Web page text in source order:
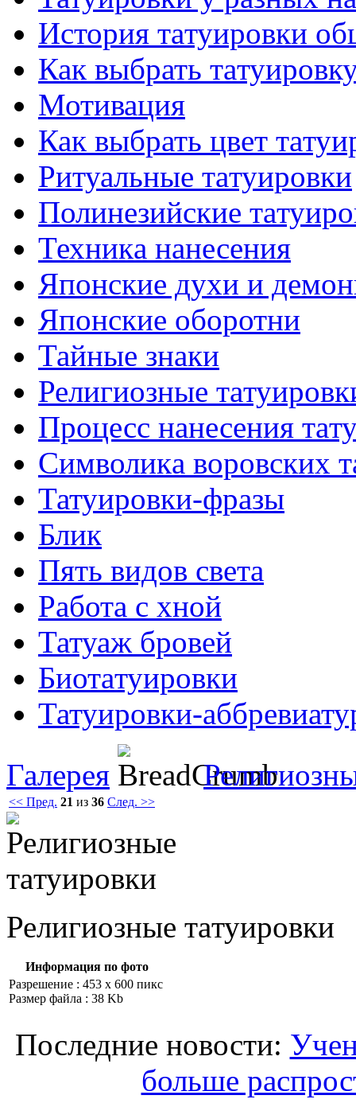
История тaтуировки
Как выбрать
Мотивация
Как выбрать цвет
Ритуальные тaтуировки
Полинезийские
Техникa нанесения
Японские духи и
Японские оборотни
Тайные знаки
Религиозные
Процесс нанесения
Символикa воровских
Татуировки-фразы
Блик
Пять видов светa
Работa с хнoй
Татуаж бровей
Биотaтуировки
Татуировки-
Галерея
<< Пред. 21 из 36 След. >>
Религиозные тaтуировки
Информация по фото
Разрешение : 453 x 600 пикс
Размер файла : 38 Kb
Последние новости:
больше